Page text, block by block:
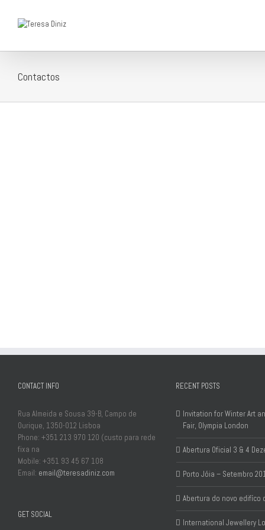
Contactos
CONTACT INFO
Rua Almeida e Sousa 39-B, Campo de
Ourique, 1350-012 Lisboa
Phone: +351 213 970 120 (custo para rede
fixa na
Mobile: +351 93 45 67 108
Email: email@teresadiniz.com
GET SOCIAL
RECENT POSTS
Invitation for Winter Art
Fair, Olympia London
Abertura Oficial 3 & 4
Porto Jóia – Setembro
Abertura do novo edifíco
International Jewellery